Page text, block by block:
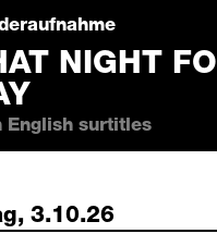
NIGHT
English surtitles
3.10.26